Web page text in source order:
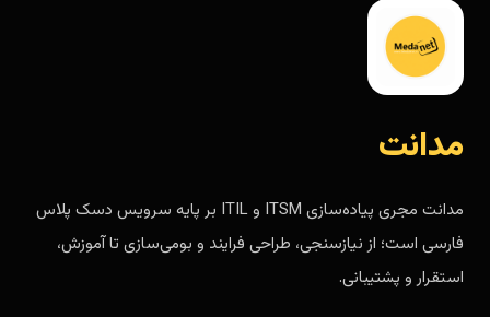
مدانت
مدانت مجری پیاده‌سازی ITSM و ITIL بر پایه سرویس دسک پلاس
فارسی است؛ از نیازسنجی، طراحی فرایند و بومی‌سازی تا آموزش،
استقرار و پشتیبانی.